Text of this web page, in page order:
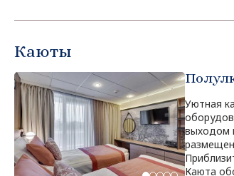
Каюты
Уютная
выходом
Каюта